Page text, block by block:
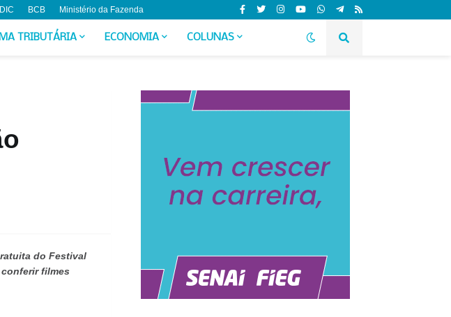
BCB Ministério da Fazenda
TRIBUTÁRIA ECONOMIA COLUNAS
do Festival
filmes